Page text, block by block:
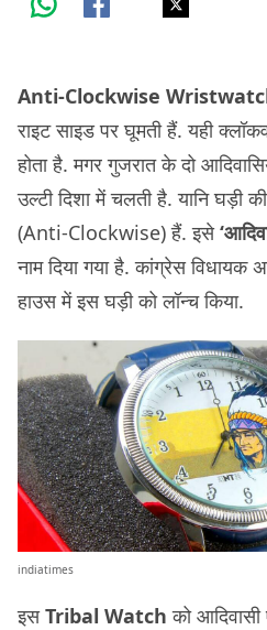
Anti-Clockwise
राइट साइड पर घूमती हैं. यही
होता है. मगर गुजरात के दो
उल्टी दिशा में चलती है. यानि घड़ी
(Anti-Clockwise) हैं. इसे
नाम दिया गया है. कांग्रेस
हाउस में इस घड़ी को लॉन्च किया.
indiatimes
इसTribal Watch को